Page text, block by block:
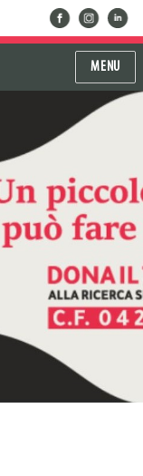
facebookinstragram
linkedin
MENU